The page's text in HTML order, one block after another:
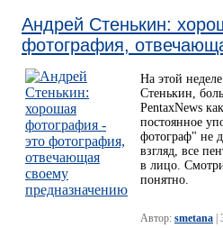
Андрей Стенькин:
фотография,
На этой
Стенькин,
PentaxNews
постоянное
фотограф" не
взгляд, все
в лицо.
понятно.
Автор: smetana